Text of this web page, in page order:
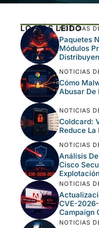
LO MÁS LEÍDO
NOTICIAS
Paquetes
Módulos
NOTICIAS
Cómo
Abusar De
NOTICIAS
Coldcard:
Reduce La
NOTICIAS
Análisis
Cisco
Explotación
NOTICIAS
CVE-
Campaign
NOTICIAS